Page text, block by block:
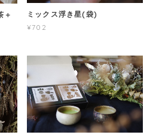
＋
ミックス浮き星(袋)
¥702